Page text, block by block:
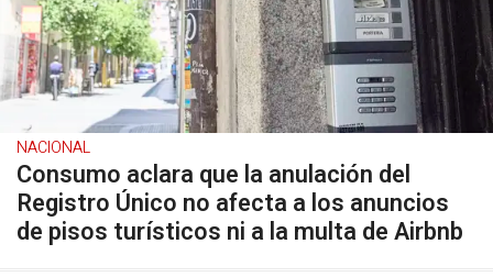
NACIONAL
Consumo aclara que la anulación del
Registro Único no afecta a los anuncios
de pisos turísticos ni a la multa de Airbnb